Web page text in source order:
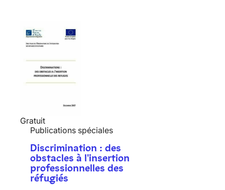
Gratuit
Publications spéciales
Discrimination : des
obstacles à l'insertion
professionnelles des
réfugiés